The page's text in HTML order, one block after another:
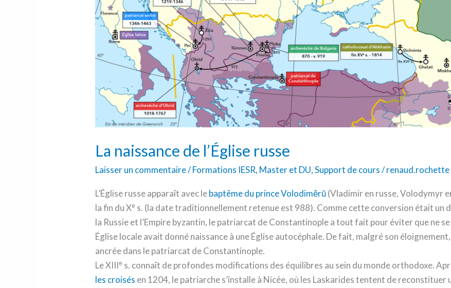
La naissance de l’Église russe
Laisser un commentaire/Formations IESR, Master et DU,Support de cours/renaud.rochette
L’Église russe apparaît avec lebaptême du prince Volodiměrŭ(Vladimir en russe, Volodymyr
la fin du Xe s. (la date traditionnellement retenue est 988). Comme cette conversion était un
la Russie et l’Empire byzantin, le patriarcat de Constantinople a tout fait pour éviter que ne
Église locale avait donné naissance à une Église autocéphale. De fait, malgré son
ancrée dans le patriarcat de Constantinople.
Le XIIIe s. connaît de profondes modifications des équilibres au sein du monde orthodoxe.
les croisés en 1204, le patriarche s’installe à Nicée, où les Laskarides tentent de